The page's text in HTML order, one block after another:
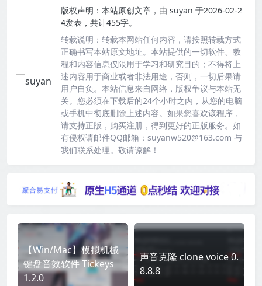
版权声明： 本站原创文章，由 suyan 于2026-02-2
4发表，共计455字。
转载说明： 转载本网站任何内容，请按照转载方式
正确书写本站原文地址。本站提供的一切软件、教
程和内容信息仅限用于学习和研究目的；不得将上
述内容用于商业或者非法用途，否则，一切后果请
用户自负。本站信息来自网络，版权争议与本站无
关。您必须在下载后的24个小时之内，从您的电脑
或手机中彻底删除上述内容。如果您喜欢该程序，
请支持正版，购买注册，得到更好的正版服务。如
有侵权请邮件QQ邮箱：suyanw520@163.com 与
我们联系处理。敬请谅解！
【Win/Mac】模拟机械
键盘音效软件 Tickeys
1.2.0
声音克隆 clone voice 0.
8.8.8